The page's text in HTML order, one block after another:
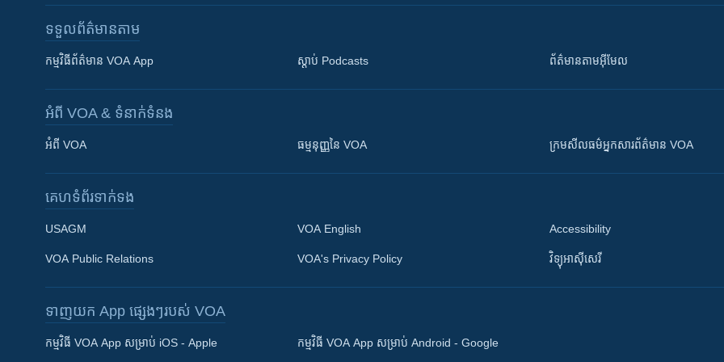
Khmer English
ទទួល​ព័ត៌មាន​តាម
កម្មវិធី​ព័ត៌មាន VOA App ស្តាប់ Podcasts ព័ត៌មាន​តាម​អ៊ីមែល
អំពី​ VOA & ទំនាក់ទំនង
អំពី​ VOA ធម្មនុញ្ញ​នៃ VOA ក្រម​​​សីលធម៌​​​អ្នក​​​សារព័ត៌មាន VOA
គេហទំព័រ​​ទាក់ទង
USAGM
VOA Public Relations
VOA English
VOA's Privacy Policy
Accessibility
វិទ្យុ​អាស៊ី​សេរី
ទាញយក​ App ផ្សេងៗ​របស់​ VOA
កម្មវិធី​ VOA App សម្រាប់ iOS - Apple កម្មវិធី​ VOA App សម្រាប់ Android - Google